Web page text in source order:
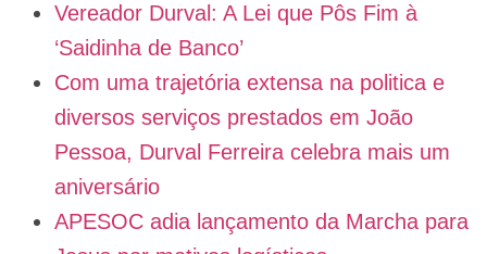
Vereador Durval: A Lei que Pôs Fim à
‘Saidinha de Banco’
Com uma trajetória extensa na politica e
diversos serviços prestados em João
Pessoa, Durval Ferreira celebra mais um
aniversário
APESOC adia lançamento da Marcha para